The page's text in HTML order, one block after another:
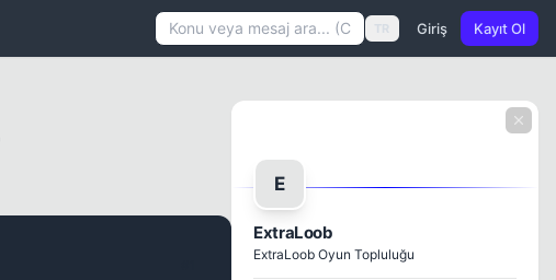
TR Giriş Kayıt Ol
E
ExtraLoob
ExtraLoob Oyun Topluluğu